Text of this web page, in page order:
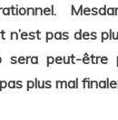
n’est pas des
peut-être
plus mal